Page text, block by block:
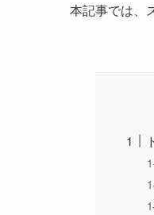
本記事では、